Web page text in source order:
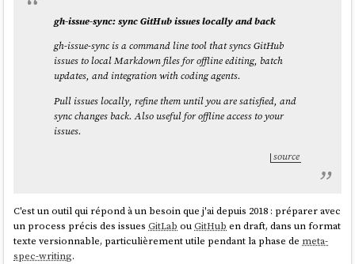
gh-issue-sync: sync GitHub issues locally and back
gh-issue-syncis a command line tool that syncs GitHub
issues to local Markdown files for offline editing, batch
updates, and integration with coding agents.
Pull issues locally, refine them until you are satisfied, and
sync changes back. Also useful for offline access to your
issues.
source
C'est un outil qui répond à un besoin que j'ai depuis 2018 : préparer avec
un process précis des issuesGitLab ouGitHub en draft, dans un format
texte versionnable, particulièrement utile pendant la phase de meta-
spec-writing.